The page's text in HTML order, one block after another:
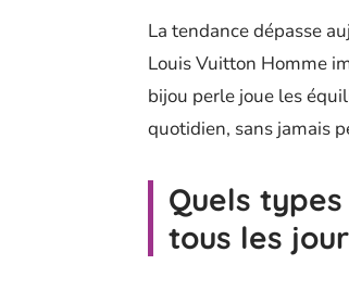
La tendance dépasse
Louis Vuitton Homme
bijou perle joue les
quotidien, sans jamais
Quels
tous les